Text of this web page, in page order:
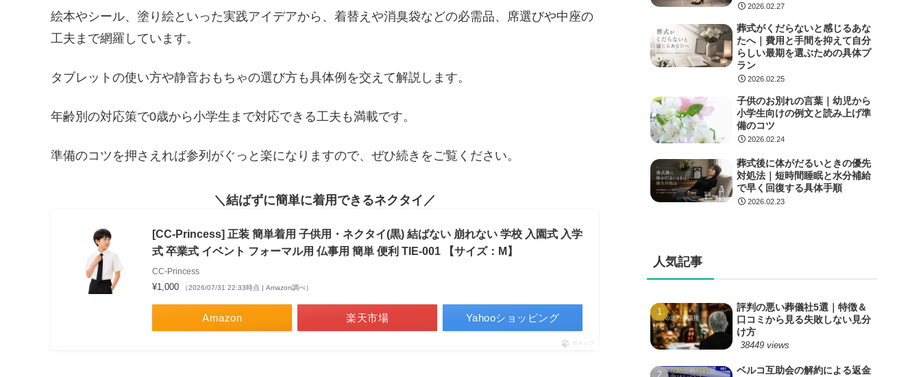
絵本やシール、塗り絵といった実践アイデアから、着替えや消臭袋などの必需品、席選びや中座の
工夫まで網羅しています。
タブレットの使い方や静音おもちゃの選び方も具体例を交えて解説します。
年齢別の対応策で0歳から小学生まで対応できる工夫も満載です。
準備のコツを押さえれば参列がぐっと楽になりますので、ぜひ続きをご覧ください。
結ばずに簡単に着用できるネクタイ
[CC-Princess] 正装 簡単着用 子供用・ネクタイ(黒) 結ばない 崩れない 学校 入園式 入学
式 卒業式 イベント フォーマル用 仏事用 簡単 便利 TIE-001 【サイズ：M】
CC-Princess
¥1,000 （2026/07/31 22:33時点 | Amazon調べ）
Amazon 楽天市場 Yahooショッピング
ポチップ
2026.02.27
葬式がくだらないと感じるあな
たへ｜費用と手間を抑えて自分
らしい最期を選ぶための具体プ
ラン
2026.02.25
子供のお別れの言葉｜幼児から
小学生向けの例文と読み上げ準
備のコツ
2026.02.24
葬式後に体がだるいときの優先
対処法｜短時間睡眠と水分補給
で早く回復する具体手順
2026.02.23
人気記事
評判の悪い葬儀社5選｜特徴＆
口コミから見る失敗しない見分
け方
38449 views
ベルコ互助会の解約による返金